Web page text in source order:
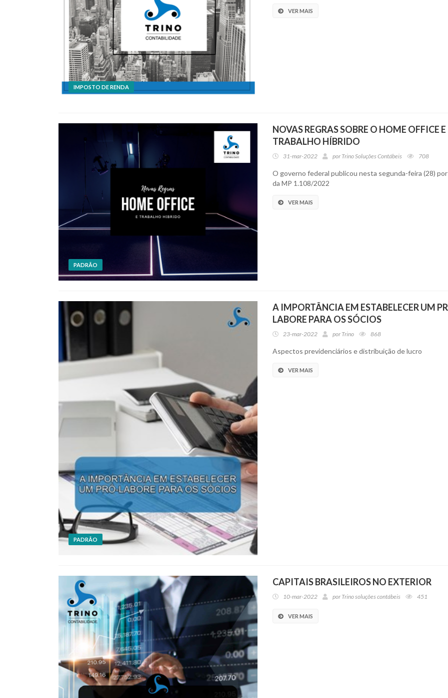
IMPOSTO DE RENDA
VER MAIS
PADRÃO
NOVAS REGRAS SOBRE O HOME OFFICE E
TRABALHO HÍBRIDO
31-mar-2022 por Trino Soluções Contábeis 708
O governo federal publicou nesta segunda-feira (28)
da MP 1.108/2022
VER MAIS
PADRÃO
A IMPORTÂNCIA EM ESTABELECER UM
LABORE PARA OS SÓCIOS
23-mar-2022 por Trino 868
Aspectos previdenciários e distribuição de lucro
VER MAIS
CAPITAIS BRASILEIROS NO EXTERIOR
10-mar-2022 por Trino soluções contábeis 451
VER MAIS